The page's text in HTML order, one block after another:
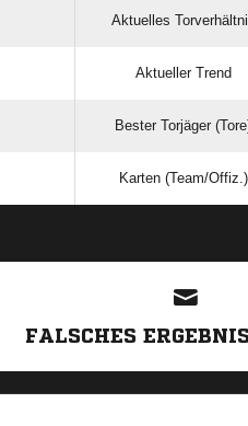
Aktuelles
Aktueller Trend
Bester Torjäger
Karten (Team/Offiz.)
FALSCHES